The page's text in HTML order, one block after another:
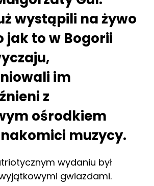
wystąpili na żywo
jak to w Bogorii
im
z
ośrodkiem
muzycy.
wydaniu był
gwiazdami.